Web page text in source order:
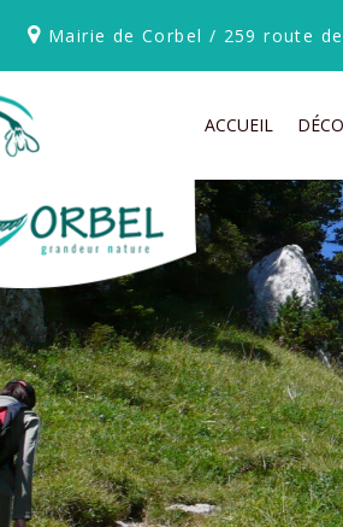
Mairie de Corbel / 259 route
ACCUEIL